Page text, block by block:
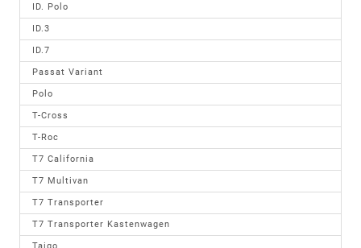
ID. Polo
ID.3
ID.7
Passat Variant
Polo
T-Cross
T-Roc
T7 California
T7 Multivan
T7 Transporter
T7 Transporter Kastenwagen
Taigo